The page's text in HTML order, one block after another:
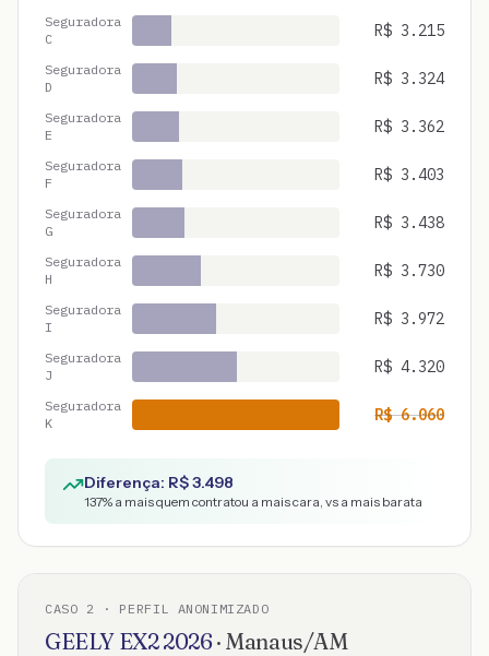
Seguradora
C
R$ 3.215
Seguradora
D
R$ 3.324
Seguradora
E
R$ 3.362
Seguradora
F
R$ 3.403
Seguradora
G
R$ 3.438
Seguradora
H
R$ 3.730
Seguradora
I
R$ 3.972
Seguradora
J
R$ 4.320
Seguradora
K
R$6.060
Diferença: R$3.498
137% a mais quem contratou a mais cara, vs a mais barata
CASO 2 · PERFIL ANONIMIZADO
GEELY EX22026· Manaus/AM